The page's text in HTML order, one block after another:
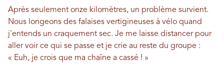
Après seulement onze kilomètres, un problème survient.
Nous longeons des falaises vertigineuses à vélo quand
j'entends un craquement sec. Je me laisse distancer pour
aller voir ce qui se passe et je crie au reste du groupe :
« Euh, je crois que ma chaîne a cassé ! »